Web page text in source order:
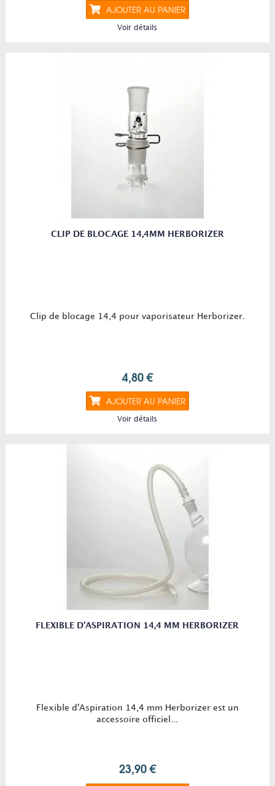
AJOUTER AU PANIER
Voir détails
CLIP DE BLOCAGE 14,4MM HERBORIZER
Clip de blocage 14,4 pour vaporisateur Herborizer.
4,80 €
AJOUTER AU PANIER
Voir détails
FLEXIBLE D'ASPIRATION 14,4 MM HERBORIZER
Flexible d'Aspiration 14,4 mm Herborizer est un
accessoire officiel...
23,90 €